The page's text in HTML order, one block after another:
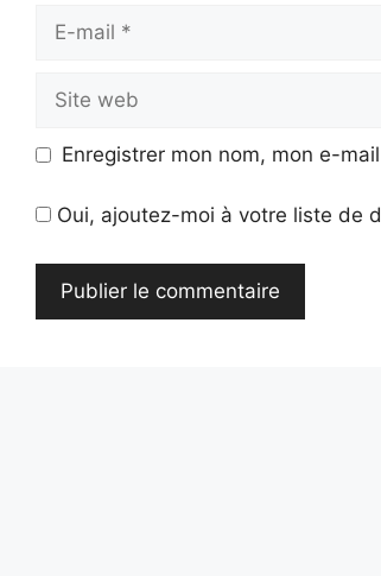
Site
web
Enregistrer mon nom, mon e-
Oui, ajoutez-moi à votre liste de